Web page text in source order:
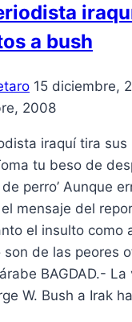
a bush
15 diciembre,
2008
iraquí­ tira sus
tu beso de
perro’ Aunque
mensaje del
el insulto como
son de las peores
BAGDAD.-
W. Bush a Irak